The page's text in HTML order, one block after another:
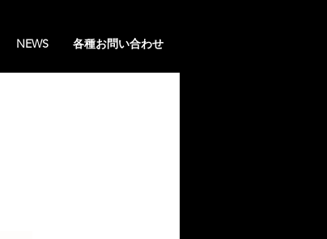
NEWS 各種お問い合わせ